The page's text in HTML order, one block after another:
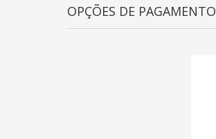
OPÇÕES DE PAGAMENTO